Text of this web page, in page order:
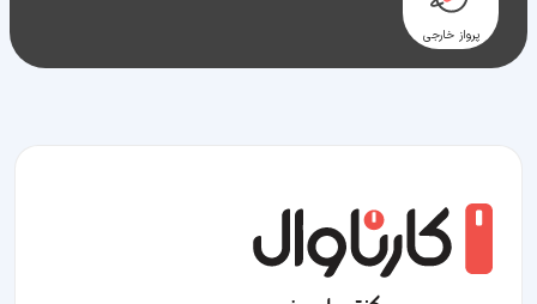
پرواز خارجی